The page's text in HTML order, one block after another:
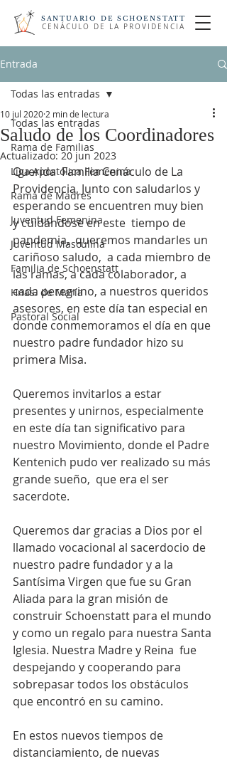
SANTUARIO DE SCHOENSTATT
CENÁCULO DE LA PROVIDENCIA
Entrada
Todas las entradas
Rama de Familias
Liga Apostólica Femenina
Rama de Madres
Juventud Femenina
Juventud Masculina
Familia de Schoenstatt
Hnas. de María
Pastoral Social
Todas las entradas
Saludo de los Coordinadores
10 jul 2020 2 min de lectura
Actualizado: 20 jun 2023
Querida  Familia Cenáculo de La
Providencia, Junto con saludarlos y
esperando se encuentren muy bien
y cuidándose en este  tiempo de
pandemia,  queremos mandarles un
cariñoso saludo,  a cada miembro de
las ramas, a cada colaborador, a
cada peregrino, a nuestros queridos
asesores, en este día tan especial en
donde conmemoramos el día en que
nuestro padre fundador hizo su
primera Misa.
Queremos invitarlos a estar
presentes y unirnos, especialmente
en este día tan significativo para
nuestro Movimiento, donde el Padre
Kentenich pudo ver realizado su más
grande sueño,  que era el ser
sacerdote.
Queremos dar gracias a Dios por el
llamado vocacional al sacerdocio de
nuestro padre fundador y a la
Santísima Virgen que fue su Gran
Aliada para la gran misión de
construir Schoenstatt para el mundo
y como un regalo para nuestra Santa
Iglesia. Nuestra Madre y Reina  fue
despejando y cooperando para
sobrepasar todos los obstáculos
que encontró en su camino.
En estos nuevos tiempos de
distanciamiento, de nuevas